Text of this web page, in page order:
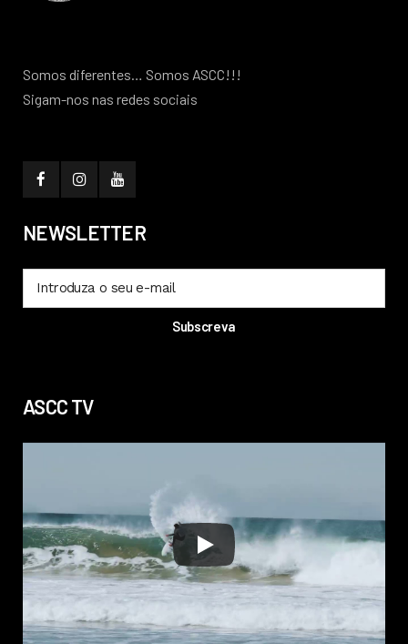
Somos diferentes… Somos ASCC!!!
Sigam-nos nas redes sociais
NEWSLETTER
ASCC TV